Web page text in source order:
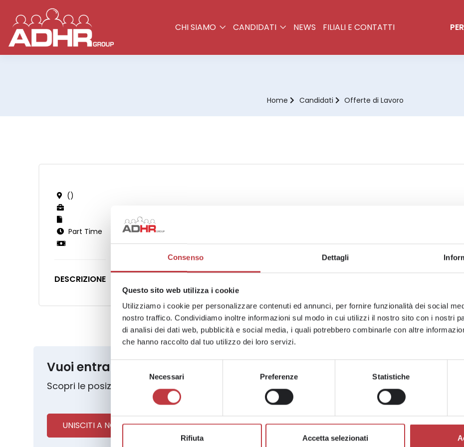
Consenso Dettagli
Questo sito web utilizza i cookie
Utilizziamo i cookie per personalizzare contenuti ed annunci, per fornire funzionalità dei social
nostro traffico. Condividiamo inoltre informazioni sul modo in cui utilizzi il nostro sito con i nostri
di analisi dei dati web, pubblicità e social media, i quali potrebbero combinarle con altre
che hanno raccolto dal tuo utilizzo dei loro servizi.
consenso
Necessari Preferenze Statistiche
Rifiuta Accetta selezionati
CHI SIAMO CANDIDATI NEWS FILIALI E CONTATTI
Home Candidati Offerte di Lavoro
()
Part Time
DESCRIZIONE
Vuoi entrare nel nostro Team?
Scopri le posizioni aperte e candidati subito!
UNISCITI A NOI
Cerchi una guida
utili per trovare
Compila il form e scaricala
SCARICA LA TUA GUIDA